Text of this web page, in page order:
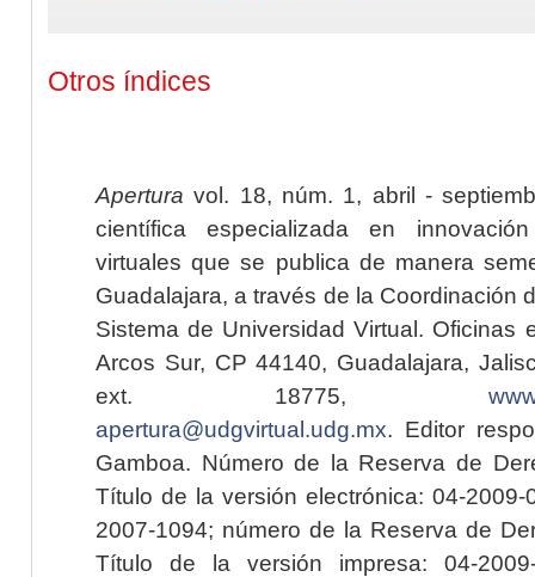
Otros índices
Apertura vol. 18, núm. 1, abril -
científica especializada en
virtuales que se publica de manera
Guadalajara, a través de la Coordinación
Sistema de Universidad Virtual. Oficinas
Arcos Sur, CP 44140, Guadalajara,
ext. 18775,
apertura@udgvirtual.udg.mx. Editor
Gamboa. Número de la Reserva de
Título de la versión electrónica: 04-2009-
2007-1094; número de la Reserva de
Título de la versión impresa: 04-2009-